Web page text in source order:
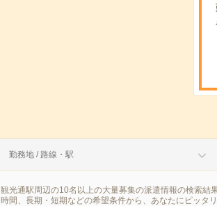
勤務地 / 路線・駅
観光通駅周辺の10名以上の大量募集の派遣情報の検索結
時間、長期・短期などの希望条件から、あなたにピッタ